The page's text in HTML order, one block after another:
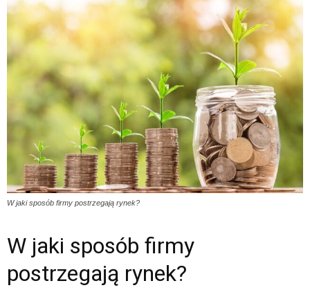
W jaki sposób firmy postrzegają rynek?
W jaki sposób firmy
postrzegają rynek?